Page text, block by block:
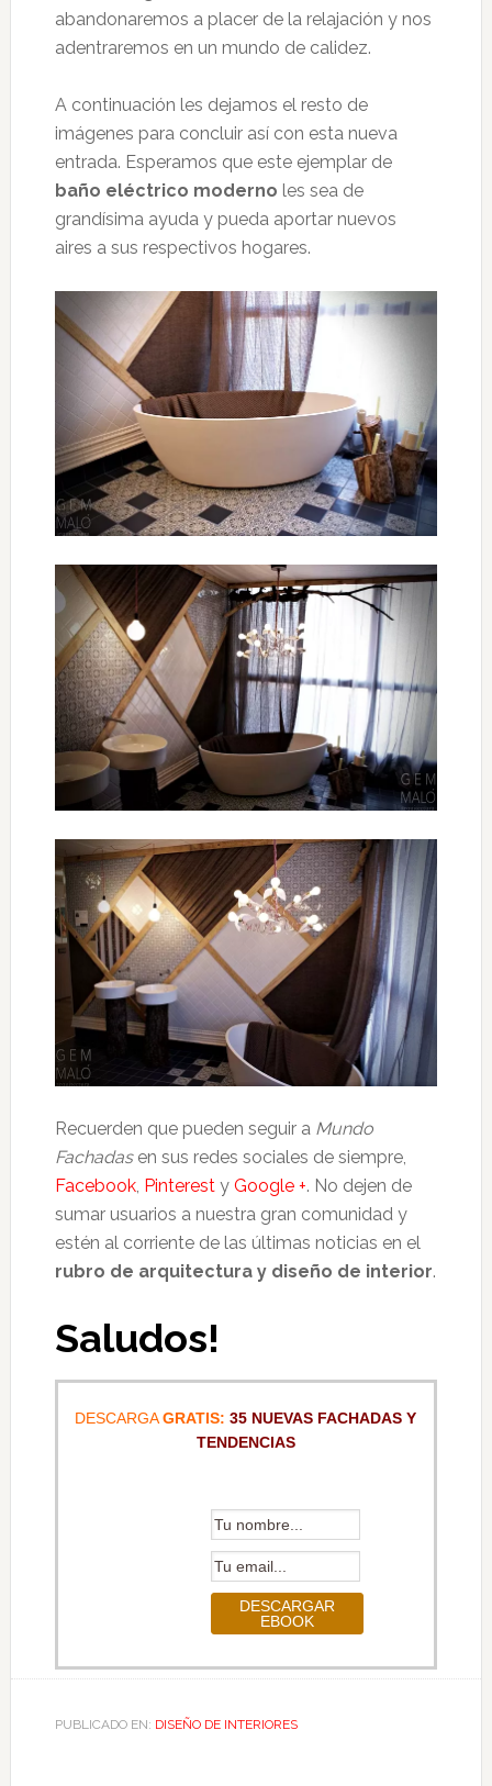
abandonaremos a placer de la relajación y nos
adentraremos en un mundo de calidez.
A continuación les dejamos el resto de
imágenes para concluir así con esta nueva
entrada. Esperamos que este ejemplar de
baño eléctrico moderno les sea de
grandísima ayuda y pueda aportar nuevos
aires a sus respectivos hogares.
Recuerden que pueden seguir a Mundo
Fachadasen sus redes sociales de siempre,
Facebook, Pinteresty Google +. No dejen de
sumar usuarios a nuestra gran comunidad y
estén al corriente de las últimas noticias en el
rubro de arquitectura y diseño de interior.
Saludos!
DESCARGAGRATIS: 35 NUEVAS FACHADAS Y
TENDENCIAS
PUBLICADO EN: DISEÑO DE INTERIORES